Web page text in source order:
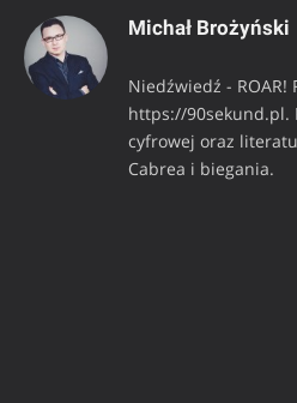
Michał Brożyński
Niedźwiedź - ROAR!
https://90sekund.pl.
cyfrowej oraz
Cabrea i biegania.